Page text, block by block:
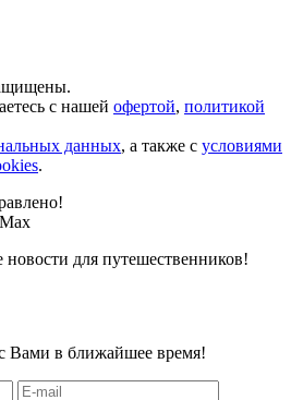
с нашей офертой, политикой
данных, а также с условиями
.
новости для путешественников!
Вами в ближайшее время!